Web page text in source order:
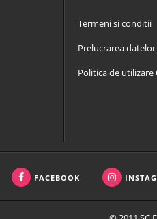
Termeni si conditii
Prelucrarea
Politica de utilizare
FACEBOOK